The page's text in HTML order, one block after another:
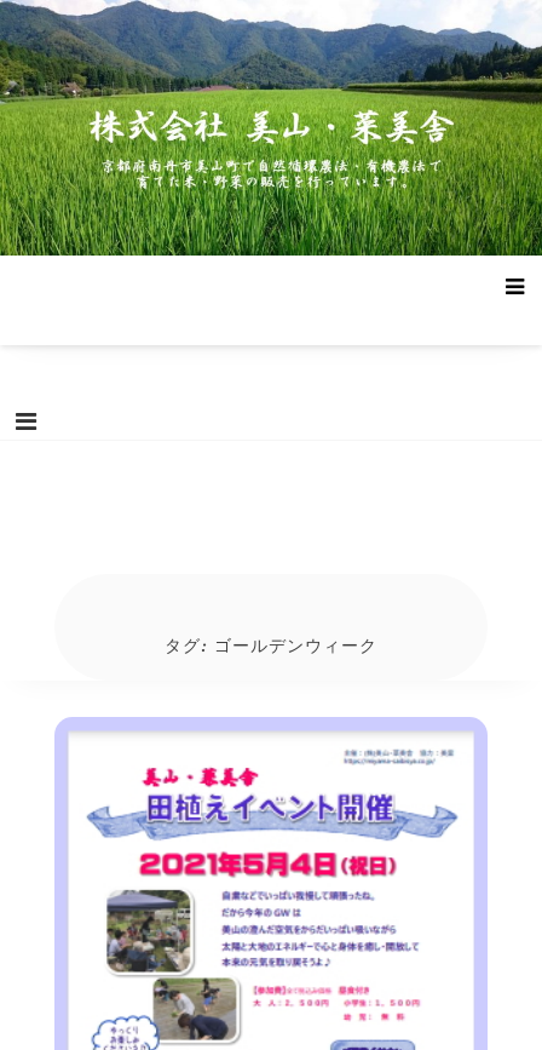
コ
ン
テ
ン
ツ
へ
ス
キ
ッ
プ
株式会社 美山・菜美舎
京都府南丹市美山町で自然循環農法・有機農法で作った米・野菜
の販売を行っています。
タグ: ゴールデンウィーク